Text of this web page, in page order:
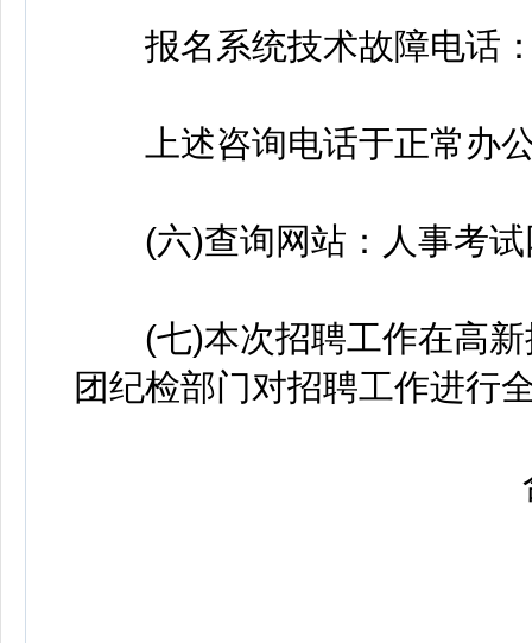
报名系统技术故障电话
上述咨询电话于正常办
(六)查询网站：人事考试
(七)本次招聘工作在高新
团纪检部门对招聘工作进行
合